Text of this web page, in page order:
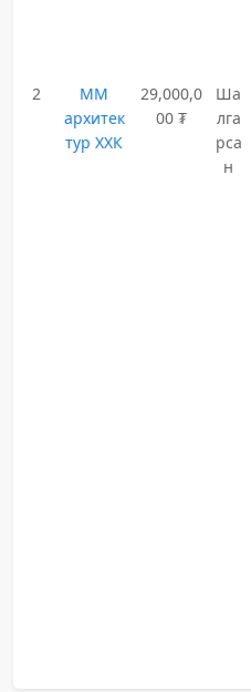
2
ММ
архитек
тур ХХК
29,000,0
00 ₮
Ша
лга
рса
н